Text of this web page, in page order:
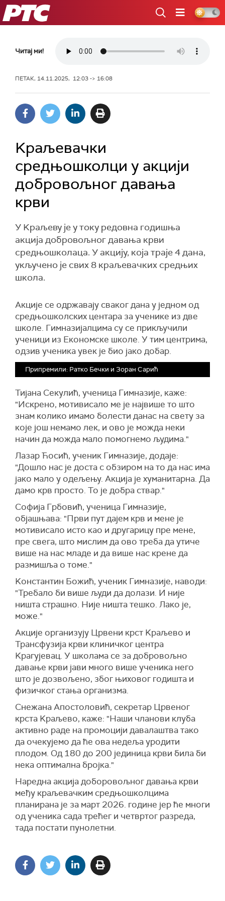
РТС
Читај ми!
ПЕТАК, 14.11.2025, 12:03 -> 16:08
Kраљевачки
средњошколци у акцији
добровољног давања
крви
У Kраљеву је у току редовна годишња
акција добровољног давања крви
средњошколаца. У акцију, која траје 4 дана,
укључено је свих 8 краљевачких средњих
школа.
Акције се одржавају сваког дана у једном од
средњошколских центара за ученике из две
школе. Гимназијалцима су се прикључили
ученици из Економске школе. У тим центрима,
одзив ученика увек је био јако добар.
Припремили: Ратко Бечки и Зоран Сарић
Тијана Секулић, ученица Гимназије, каже:
"Искрено, мотивисало ме је највише то што
знам колико имамо болести данас на свету за
које још немамо лек, и ово је можда неки
начин да можда мало помогнемо људима."
Лазар Ћосић, ученик Гимназије, додаје:
"Дошло нас је доста с обзиром на то да нас има
јако мало у одељењу. Акција је хуманитарна. Да
дамо крв просто. То је добра ствар."
Софија Грбовић, ученица Гимназије,
објашњава: "Први пут дајем крв и мене је
мотивисало исто као и другарицу пре мене,
пре свега, што мислим да ово треба да утиче
више на нас младе и да више нас крене да
размишља о томе."
Kонстантин Божић, ученик Гимназије, наводи:
"Требало би више људи да долази. И није
ништа страшно. Није ништа тешко. Лако је,
може."
Акције организују Црвени крст Kраљево и
Трансфузија крви клиничког центра
Kрагујевац. У школама се за добровољно
давање крви јави много више ученика него
што је дозвољено, због њиховог годишта и
физичког стања организма.
Снежана Апостоловић, секретар Црвеног
крста Kраљево, каже: "Наши чланови клуба
активно раде на промоцији давалаштва тако
да очекујемо да ће ова недеља уродити
плодом. Од 180 до 200 јединица крви била би
нека оптимална бројка."
Наредна акција доборовољног давања крви
међу краљевачким средњошколцима
планирана је за март 2026. године јер ће многи
од ученика сада трећег и четвртог разреда,
тада постати пунолетни.